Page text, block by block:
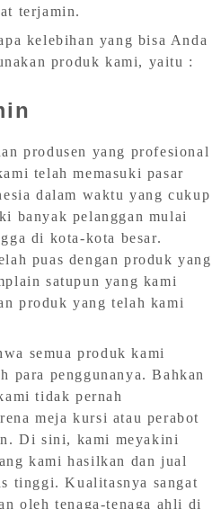
terjamin.
kelebihan yang bisa Anda
produk kami, yaitu :
produsen yang profesional
telah memasuki pasar
dalam waktu yang cukup
banyak pelanggan mulai
di kota-kota besar.
puas dengan produk yang
satupun yang kami
produk yang telah kami
semua produk kami
para penggunanya. Bahkan
tidak pernah
meja kursi atau perabot
Di sini, kami meyakini
kami hasilkan dan jual
tinggi. Kualitasnya sangat
oleh tenaga-tenaga ahli di